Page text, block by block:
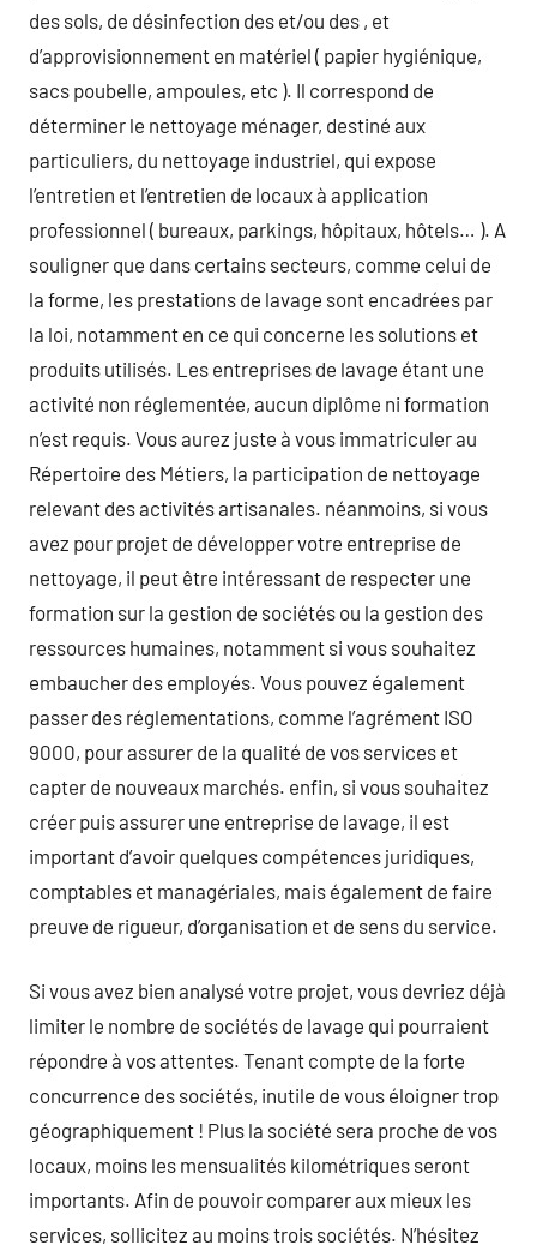
des sols, de désinfection des et/ou des , et
d’approvisionnement en matériel ( papier hygiénique,
sacs poubelle, ampoules, etc ). Il correspond de
déterminer le nettoyage ménager, destiné aux
particuliers, du nettoyage industriel, qui expose
l’entretien et l’entretien de locaux à application
professionnel ( bureaux, parkings, hôpitaux, hôtels… ). A
souligner que dans certains secteurs, comme celui de
la forme, les prestations de lavage sont encadrées par
la loi, notamment en ce qui concerne les solutions et
produits utilisés. Les entreprises de lavage étant une
activité non réglementée, aucun diplôme ni formation
n’est requis. Vous aurez juste à vous immatriculer au
Répertoire des Métiers, la participation de nettoyage
relevant des activités artisanales. néanmoins, si vous
avez pour projet de développer votre entreprise de
nettoyage, il peut être intéressant de respecter une
formation sur la gestion de sociétés ou la gestion des
ressources humaines, notamment si vous souhaitez
embaucher des employés. Vous pouvez également
passer des réglementations, comme l’agrément ISO
9000, pour assurer de la qualité de vos services et
capter de nouveaux marchés. enfin, si vous souhaitez
créer puis assurer une entreprise de lavage, il est
important d’avoir quelques compétences juridiques,
comptables et managériales, mais également de faire
preuve de rigueur, d’organisation et de sens du service.
Si vous avez bien analysé votre projet, vous devriez déjà
limiter le nombre de sociétés de lavage qui pourraient
répondre à vos attentes. Tenant compte de la forte
concurrence des sociétés, inutile de vous éloigner trop
géographiquement ! Plus la société sera proche de vos
locaux, moins les mensualités kilométriques seront
importants. Afin de pouvoir comparer aux mieux les
services, sollicitez au moins trois sociétés. N’hésitez